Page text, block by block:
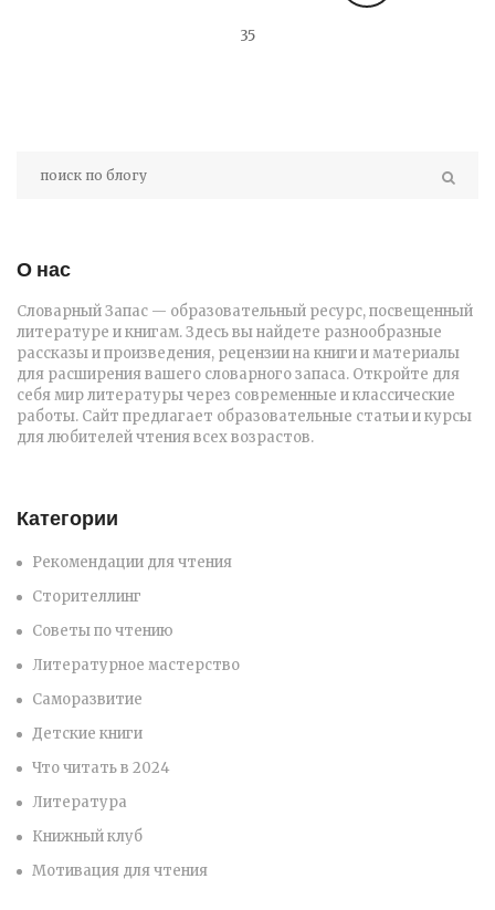
35
О нас
Словарный Запас — образовательный ресурс, посвещенный
литературе и книгам. Здесь вы найдете разнообразные
рассказы и произведения, рецензии на книги и материалы
для расширения вашего словарного запаса. Откройте для
себя мир литературы через современные и классические
работы. Сайт предлагает образовательные статьи и курсы
для любителей чтения всех возрастов.
Категории
Рекомендации для чтения
Сторителлинг
Советы по чтению
Литературное мастерство
Саморазвитие
Детские книги
Что читать в 2024
Литература
Книжный клуб
Мотивация для чтения